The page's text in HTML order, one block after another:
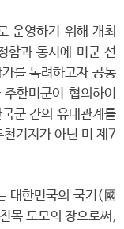
운영하기 위해 개최
함과 동시에 미군 선
를 독려하고자 공동
한미군이 협의하여
군 간의 유대관계를
기지가 아닌 미 제7
대한민국의 국기(國
목 도모의 장으로써,